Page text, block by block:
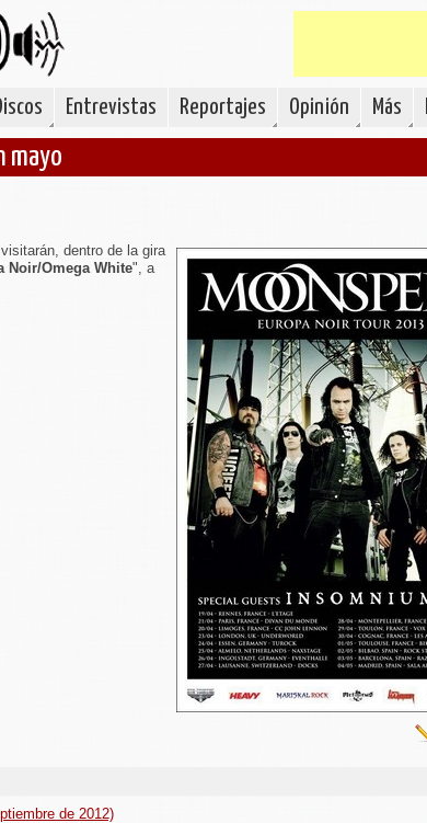
Entrevistas Reportajes Opinión Más
mayo
dentro de la gira
Noir/Omega White", a
de 2012)